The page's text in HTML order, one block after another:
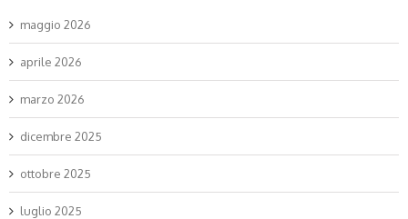
maggio 2026
aprile 2026
marzo 2026
dicembre 2025
ottobre 2025
luglio 2025